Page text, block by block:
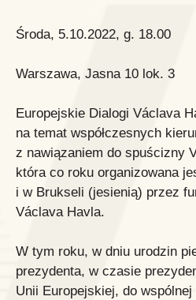
Środa, 5.10.2022, g. 18.00
Warszawa, Jasna 10 lok. 3
Europejskie Dialogi Václava
na temat współczesnych
z nawiązaniem do spuścizny
która co roku organizowana
i w Brukseli (jesienią) przez
Václava Havla.
W tym roku, w dniu urodzin
prezydenta, w czasie
Unii Europejskiej, do